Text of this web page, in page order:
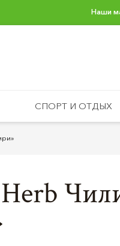
Наши
СПОРТ И ОТДЫХ